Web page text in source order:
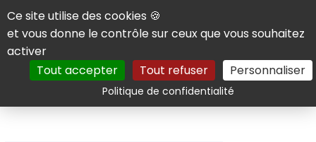
Panneau de gestion des cookies
Ce site utilise des cookies 🍪
et vous donne le contrôle sur ceux que vous souhaitez
activer
Tout accepter
Tout refuser Personnaliser
Politique de confidentialitéRechercher